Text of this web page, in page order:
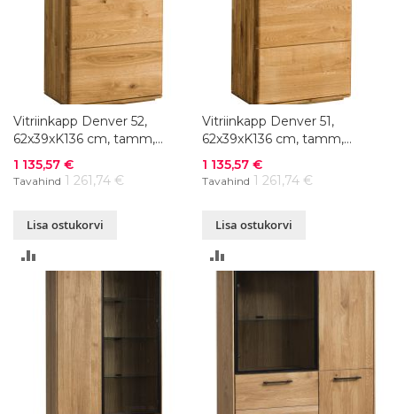
Vitriinkapp Denver 52,
62x39xK136 cm, tamm,
õlitatud
Soodushind
1 135,57 €
Tavahind 1 261,74 €
Lisa ostukorvi
VÕRDLUSESSE
Vitriinkapp Denver 51,
62x39xK136 cm, tamm,
õlitatud
Soodushind
1 135,57 €
Tavahind 1 261,74 €
Lisa ostukorvi
VÕRDLUSESSE